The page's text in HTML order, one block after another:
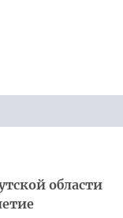
области